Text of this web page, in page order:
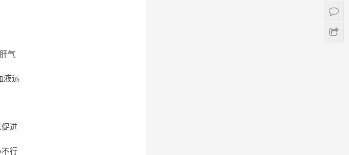
气
液运
进
行